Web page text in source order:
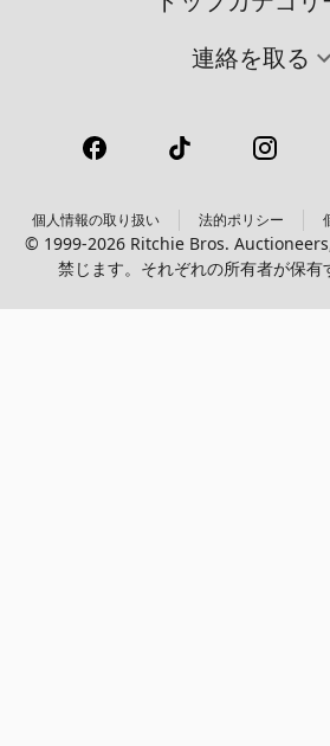
連絡を取る
個人情報の取り扱い 法的ポリシー
© 1999-2026 Ritchie Bros.
禁じます。それぞれの所有者が保有